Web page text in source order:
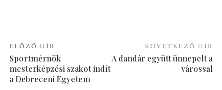
ELŐZŐ HÍR
Sportmérnök
mesterképzési szakot indít
a Debreceni Egyetem
KÖVETKEZŐ HÍR
A dandár együtt ünnepelt a
várossal